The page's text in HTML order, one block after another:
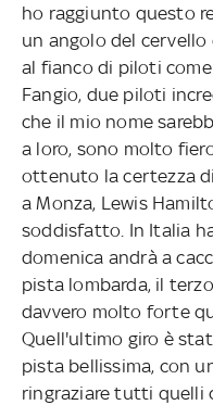
ho raggiunto questo
un angolo del
al fianco di piloti
Fangio, due piloti
che il mio nome
a loro, sono molto
ottenuto la certezza
a Monza, Lewis
soddisfatto. In Italia
domenica andrà a
pista lombarda, il
davvero molto forte
Quell'ultimo giro è
pista bellissima, con
ringraziare tutti quelli